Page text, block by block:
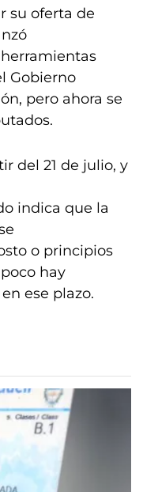
su oferta de
Gobierno
pero ahora se
del 21 de julio, y
indica que la
o principios
hay
ese plazo.